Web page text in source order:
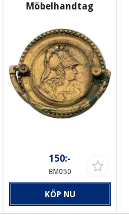
Möbelhandtag
150:-
BM050
KÖP NU